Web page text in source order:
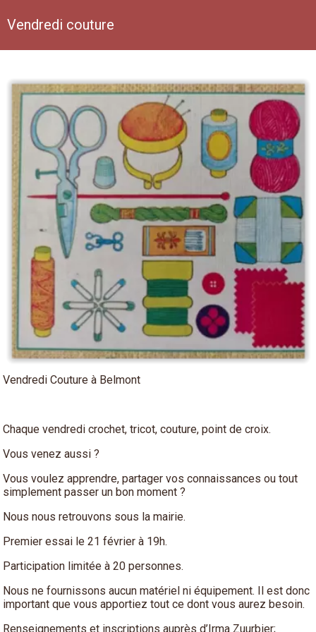
Vendredi couture
Vendredi Couture à Belmont
Chaque vendredi crochet, tricot, couture, point de croix.
Vous venez aussi ?
Vous voulez apprendre, partager vos connaissances ou tout
simplement passer un bon moment ?
Nous nous retrouvons sous la mairie.
Premier essai le 21 février à 19h.
Participation limitée à 20 personnes.
Nous ne fournissons aucun matériel ni équipement. Il est donc
important que vous apportiez tout ce dont vous aurez besoin.
Renseignements et inscriptions auprès d’Irma Zuurbier;